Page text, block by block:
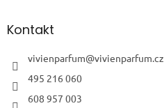
aKontakt
vivienparfum@vivienparfum.cz
495 216 060
608 957 003